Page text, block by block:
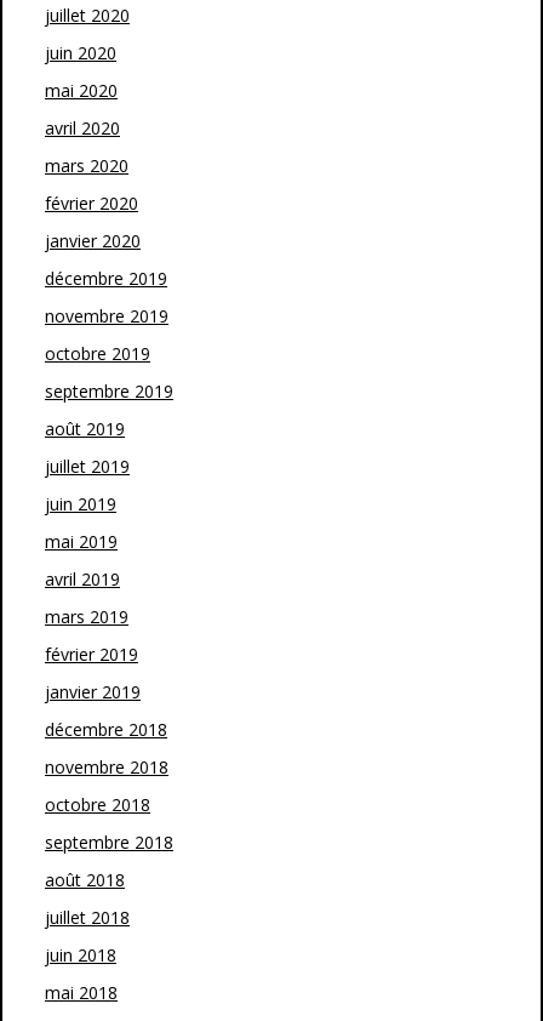
juillet 2020
juin 2020
mai 2020
avril 2020
mars 2020
février 2020
janvier 2020
décembre 2019
novembre 2019
octobre 2019
septembre 2019
août 2019
juillet 2019
juin 2019
mai 2019
avril 2019
mars 2019
février 2019
janvier 2019
décembre 2018
novembre 2018
octobre 2018
septembre 2018
août 2018
juillet 2018
juin 2018
mai 2018